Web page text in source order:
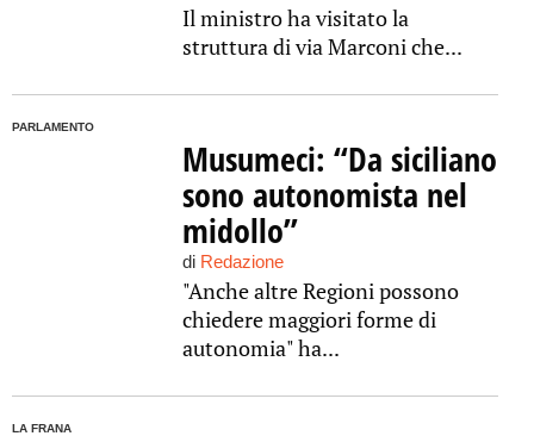
Il ministro ha visitato la
struttura di via Marconi che...
PARLAMENTO
Musumeci: “Da siciliano
sono autonomista nel
midollo”
di Redazione
"Anche altre Regioni possono
chiedere maggiori forme di
autonomia" ha...
LA FRANA